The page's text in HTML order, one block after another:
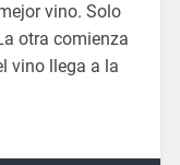
vino. Solo
otra comienza
vino llega a la